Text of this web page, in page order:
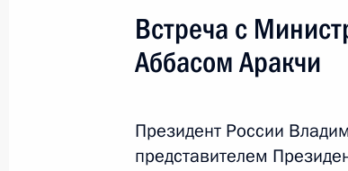
Встреча с Министром
27 апреля 2026 года, 16:40
Телефонный разговор с
Пезешкианом
Встреча с
Аббасом Аракчи
Президент России
представителем